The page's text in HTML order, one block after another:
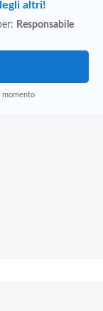
altri!
Responsabile
momento